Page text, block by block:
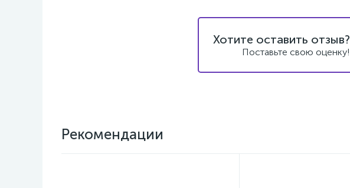
Хотите оставить отзыв?
Поставьте свою оценку!
Рекомендации